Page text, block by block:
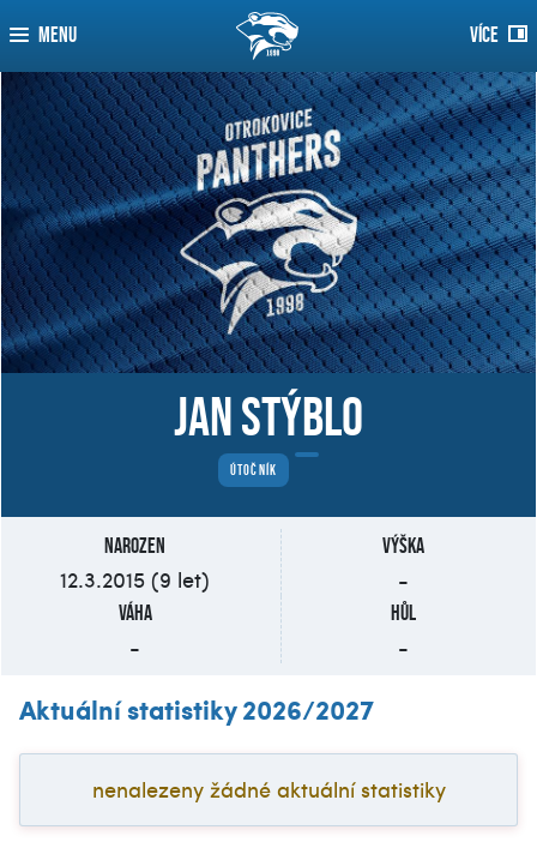
MENU VÍCE
Jan Stýblo
ÚTOČNÍK
Narozen
12.3.2015 (9 let)
Výška
-
Váha
-
Hůl
-
Aktuální statistiky 2026/2027
nenalezeny žádné aktuální statistiky